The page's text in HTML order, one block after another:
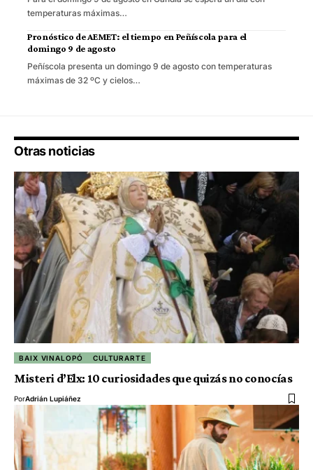
temperaturas máximas…
Pronóstico de AEMET: el tiempo en Peñíscola para el
domingo 9 de agosto
Peñíscola presenta un domingo 9 de agosto con temperaturas
máximas de 32 ºC y cielos…
Otras noticias
BAIX VINALOPÓ CULTURARTE
Misteri d’Elx: 10 curiosidades que quizás no conocías
PorAdrián Lupiáñez